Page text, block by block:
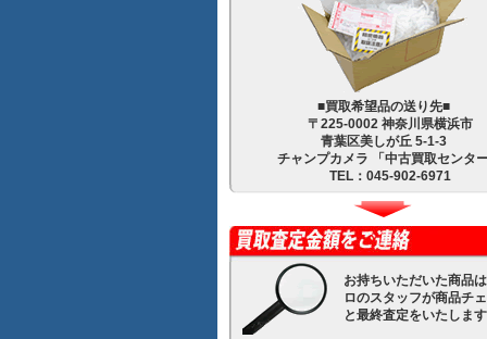
■買取希望品の送り先■
〒225-0002 神奈川県横浜市
青葉区美しが丘 5-1-3
チャンプカメラ 「中古買取センタ
TEL：045-902-6971
お持ちいただいた商品
ロのスタッフが商品チ
と最終査定をいたしま